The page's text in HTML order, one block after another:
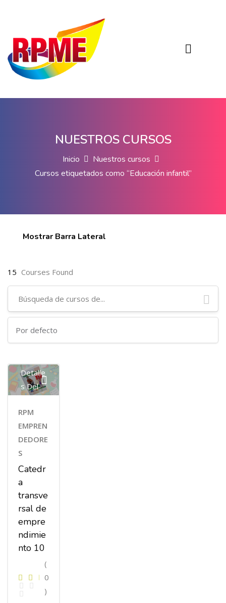
NUESTROS CURSOS
Inicio
Nuestros cursos
Cursos etiquetados como “Educación infantil”
Mostrar Barra Lateral
15 Courses Found
Detalle
S Del
RPM
EMPREN
DEDORE
S
Catedr
a
transve
rsal de
empre
ndimie
nto 10
(
0
)